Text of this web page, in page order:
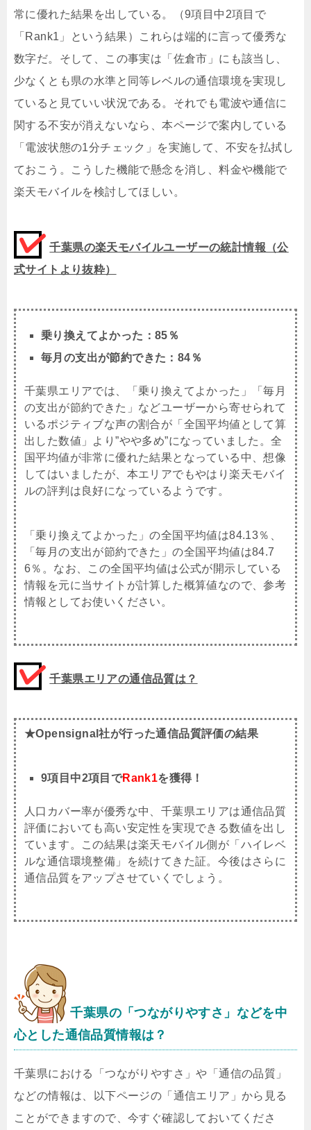
常に優れた結果を出している。（9項目中2項目で
「Rank1」という結果）これらは端的に言って優秀な
数字だ。そして、この事実は「佐倉市」にも該当し、
少なくとも県の水準と同等レベルの通信環境を実現し
ていると見ていい状況である。それでも電波や通信に
関する不安が消えないなら、本ページで案内している
「電波状態の1分チェック」を実施して、不安を払拭し
ておこう。こうした機能で懸念を消し、料金や機能で
楽天モバイルを検討してほしい。
千葉県の楽天モバイルユーザーの統計情報（公
式サイトより抜粋）
乗り換えてよかった：85％
毎月の支出が節約できた：84％
千葉県エリアでは、「乗り換えてよかった」「毎月
の支出が節約できた」などユーザーから寄せられて
いるポジティブな声の割合が「全国平均値として算
出した数値」より”やや多め”になっていました。全
国平均値が非常に優れた結果となっている中、想像
してはいましたが、本エリアでもやはり楽天モバイ
ルの評判は良好になっているようです。
「乗り換えてよかった」の全国平均値は84.13％、
「毎月の支出が節約できた」の全国平均値は84.7
6％。なお、この全国平均値は公式が開示している
情報を元に当サイトが計算した概算値なので、参考
情報としてお使いください。
千葉県エリアの通信品質は？
★Opensignal社が行った通信品質評価の結果
9項目中2項目でRank1を獲得！
人口カバー率が優秀な中、千葉県エリアは通信品質
評価においても高い安定性を実現できる数値を出し
ています。この結果は楽天モバイル側が「ハイレベ
ルな通信環境整備」を続けてきた証。今後はさらに
通信品質をアップさせていくでしょう。
千葉県の「つながりやすさ」などを中
心とした通信品質情報は？
千葉県における「つながりやすさ」や「通信の品質」
などの情報は、以下ページの「通信エリア」から見る
ことができますので、今すぐ確認しておいてくださ